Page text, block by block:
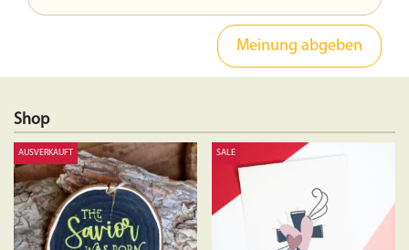
Shop
AUSVERKAUFT SALE